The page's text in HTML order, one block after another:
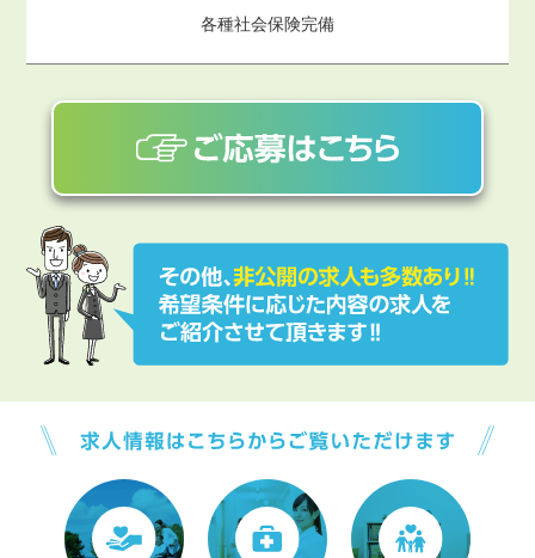
各種社会保険完備